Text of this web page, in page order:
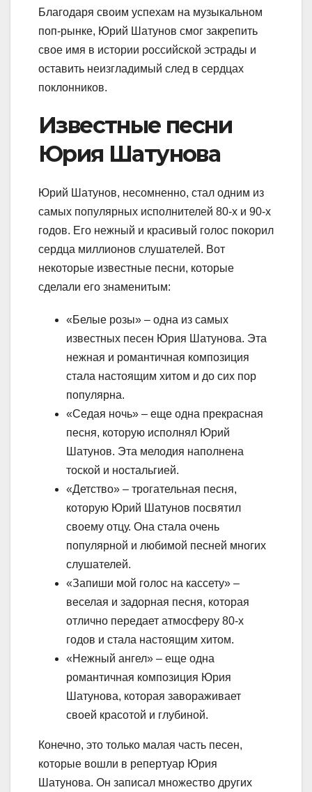
Благодаря своим успехам на музыкальном
поп-рынке, Юрий Шатунов смог закрепить
свое имя в истории российской эстрады и
оставить неизгладимый след в сердцах
поклонников.
Известные песни
Юрия Шатунова
Юрий Шатунов, несомненно, стал одним из
самых популярных исполнителей 80-х и 90-х
годов. Его нежный и красивый голос покорил
сердца миллионов слушателей. Вот
некоторые известные песни, которые
сделали его знаменитым:
«Белые розы» – одна из самых
известных песен Юрия Шатунова. Эта
нежная и романтичная композиция
стала настоящим хитом и до сих пор
популярна.
«Седая ночь» – еще одна прекрасная
песня, которую исполнял Юрий
Шатунов. Эта мелодия наполнена
тоской и ностальгией.
«Детство» – трогательная песня,
которую Юрий Шатунов посвятил
своему отцу. Она стала очень
популярной и любимой песней многих
слушателей.
«Запиши мой голос на кассету» –
веселая и задорная песня, которая
отлично передает атмосферу 80-х
годов и стала настоящим хитом.
«Нежный ангел» – еще одна
романтичная композиция Юрия
Шатунова, которая завораживает
своей красотой и глубиной.
Конечно, это только малая часть песен,
которые вошли в репертуар Юрия
Шатунова. Он записал множество других